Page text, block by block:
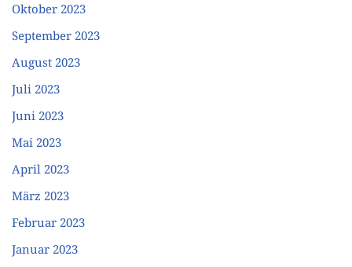
Oktober 2023
September 2023
August 2023
Juli 2023
Juni 2023
Mai 2023
April 2023
März 2023
Februar 2023
Januar 2023